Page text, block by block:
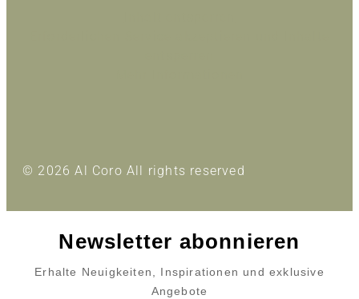
© 2026 Al Coro All rights reserved
Newsletter abonnieren
Erhalte Neuigkeiten, Inspirationen und exklusive
Angebote